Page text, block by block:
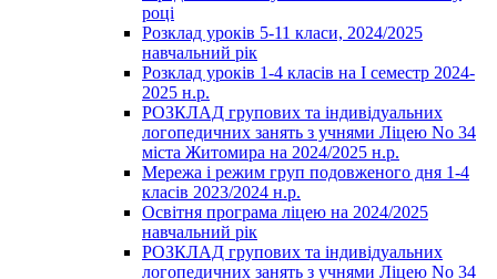
році
Розклад уроків 5-11 класи, 2024/2025
навчальний рік
Розклад уроків 1-4 класів на І семестр 2024-
2025 н.р.
РОЗКЛАД групових та індивідуальних
логопедичних занять з учнями Ліцею No 34
міста Житомира на 2024/2025 н.р.
Мережа і режим груп подовженого дня 1-4
класів 2023/2024 н.р.
Освітня програма ліцею на 2024/2025
навчальний рік
РОЗКЛАД групових та індивідуальних
логопедичних занять з учнями Ліцею No 34